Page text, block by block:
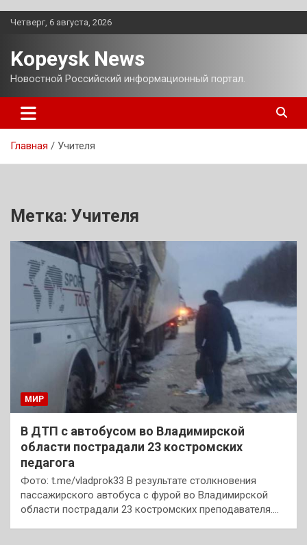
Перейти
Четверг, 6 августа, 2026
Kopeysk News
Новостной Российский информационный портал.
Главная Учителя
Метка: Учителя
МИР
В ДТП с автобусом во Владимирской
области пострадали 23 костромских
педагога
Фото: t.me/vladprok33 В результате столкновения
пассажирского автобуса с фурой во Владимирской
области пострадали 23 костромских преподавателя.…